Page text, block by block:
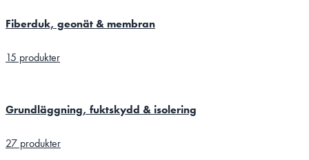
Fiberduk, geonät & membran
15 produkter
Grundläggning, fuktskydd & isolering
27 produkter